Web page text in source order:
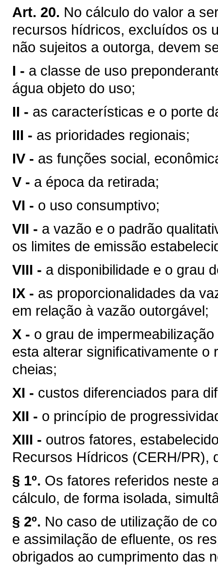
Art. 20. No cálculo do valor a
recursos hídricos, excluídos os
não sujeitos a outorga, devem
I - a classe de uso
água objeto do uso;
II - as características e o porte
III - as prioridades regionais;
IV - as funções social,
V - a época da retirada;
VI - o uso consumptivo;
VII - a vazão e o padrão
os limites de emissão
VIII - a disponibilidade e o grau
IX - as proporcionalidades da
em relação à vazão outorgável;
X - o grau de
esta alterar significativamente o
cheias;
XI - custos diferenciados para
XII - o princípio de
XIII - outros fatores,
Recursos Hídricos (CERH/PR),
§ 1º. Os fatores referidos neste
cálculo, de forma isolada,
§ 2º. No caso de utilização de
e assimilação de efluente, os
obrigados ao cumprimento das